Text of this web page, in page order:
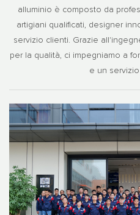
alluminio è composto da
artigiani qualificati, designer
servizio clienti. Grazie
per la qualità, ci impegniamo a
e un